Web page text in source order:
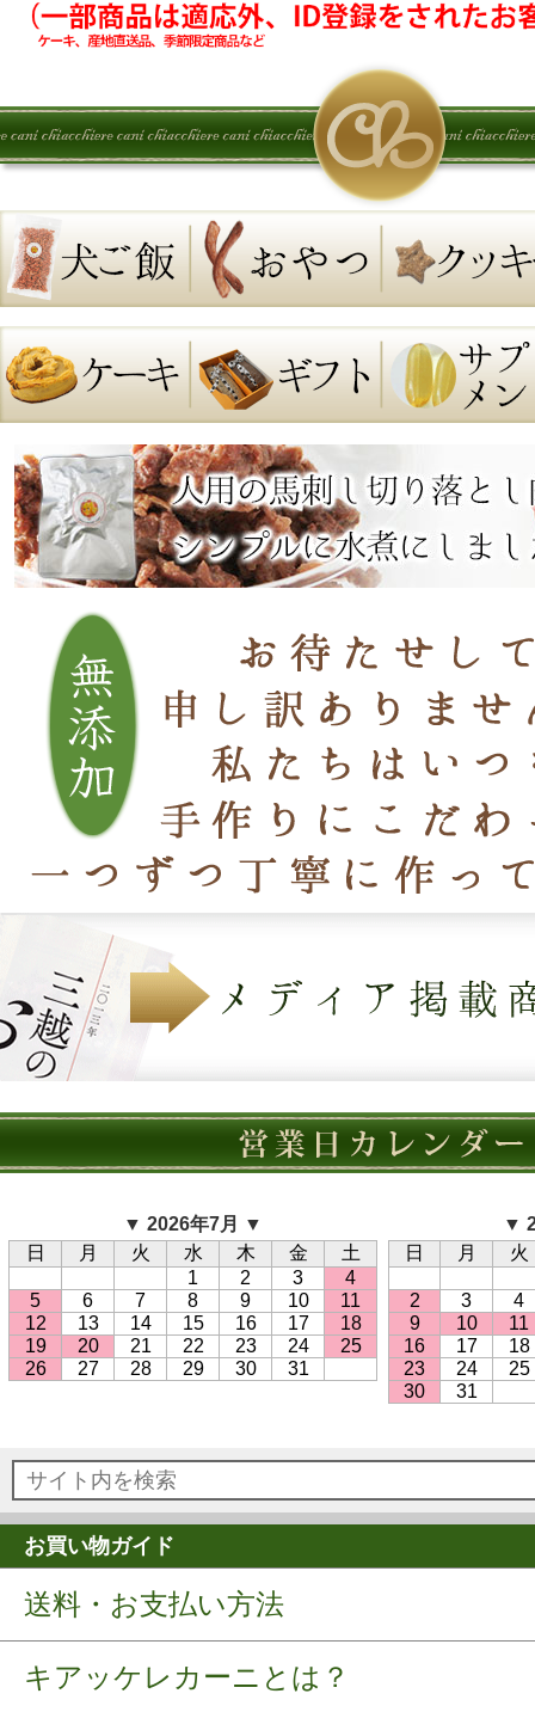
▼ 2026年7月 ▼
日
月 火 水 木 金
土
1
2 3
4
5
6 7 8 9 10
11
12
13 14 15 16 17
18
19
20 21 22 23 24
25
26
27 28 29 30 31
▼
日
月 火
2 3
4
9
10
11
16
17
18
23
24
25
30
31
お買い物ガイド
送料・お支払い方法
キアッケレカーニとは？